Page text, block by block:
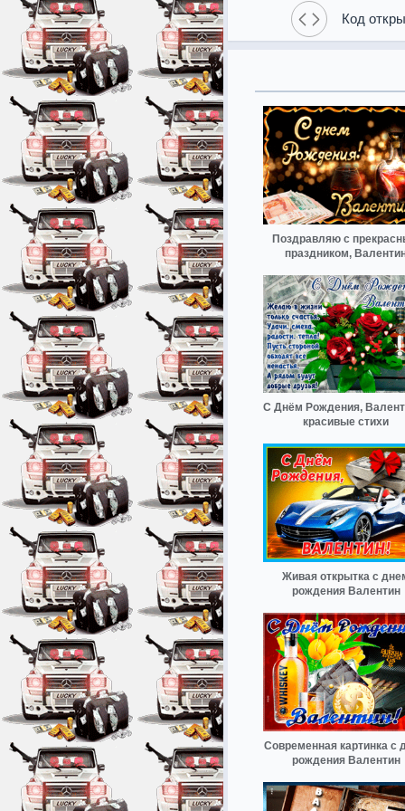
Код
Поздравляю с
праздником,
С Днём Рождения,
красивые стихи
Живая открытка с
рождения Валентин
Современная картинка с
рождения Валентин